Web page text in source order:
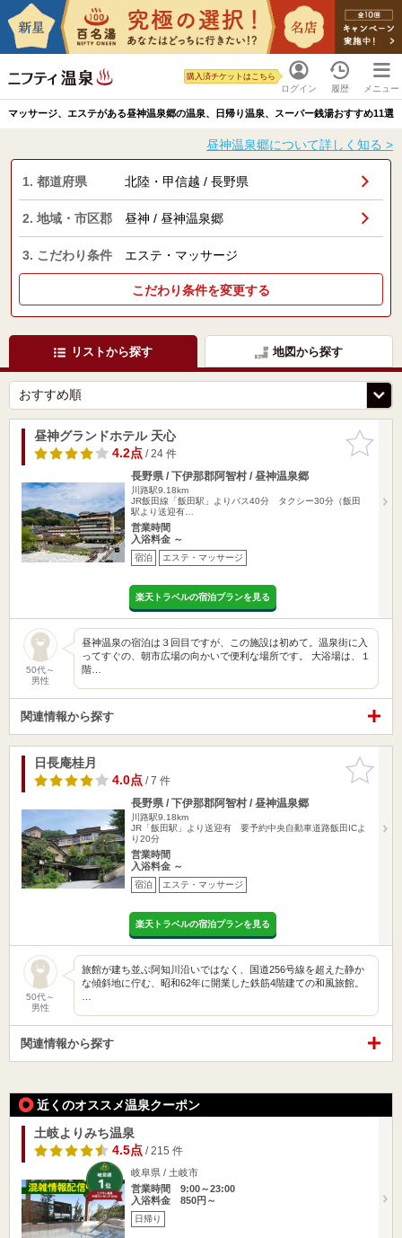
ログイン
購入済チケットはこちら
履歴 メニュー
マッサージ、エステがある昼神温泉郷の温泉、日帰り温泉、スーパー銭湯おすすめ11選
昼神温泉郷について詳しく知る >
1. 都道府県 北陸・甲信越 / 長野県
2. 地域・市区郡 昼神 / 昼神温泉郷
3. こだわり条件 エステ・マッサージ
こだわり条件を変更する
リストから探す 地図から探す
お気に入
りに追加
昼神グランドホテル 天心
4.2点/ 24 件
長野県 / 下伊那郡阿智村 / 昼神温泉郷
川路駅9.18km
JR飯田線「飯田駅」よりバス40分 タクシー30分（飯田
駅より送迎有…
営業時間
入浴料金 ～
宿泊 エステ・マッサージ
楽天トラベルの宿泊プランを見る
50代～
男性
昼神温泉の宿泊は３回目ですが、この施設は初めて。温泉街に入
ってすぐの、朝市広場の向かいで便利な場所です。 大浴場は、１
階…
関連情報から探す
お気に入
りに追加
日長庵桂月
4.0点/ 7 件
長野県 / 下伊那郡阿智村 / 昼神温泉郷
川路駅9.18km
JR「飯田駅」より送迎有 要予約中央自動車道路飯田ICよ
り20分
営業時間
入浴料金 ～
宿泊 エステ・マッサージ
楽天トラベルの宿泊プランを見る
50代～
男性
旅館が建ち並ぶ阿知川沿いではなく、国道256号線を超えた静か
な傾斜地に佇む、昭和62年に開業した鉄筋4階建ての和風旅館。
関連情報から探す
近くのオススメ温泉クーポン
土岐よりみち温泉
4.5点/ 215 件
岐阜県 / 土岐市
営業時間 9:00～23:00
入浴料金 850円～
日帰り